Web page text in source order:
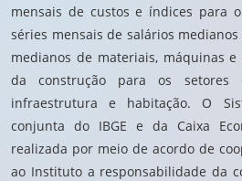
mensais de custos e índices para
séries mensais de salários
medianos de materiais, máquinas
da construção para os setores
infraestrutura e habitação. O
conjunta do IBGE e da Caixa
realizada por meio de acordo de
ao Instituto a responsabilidade da